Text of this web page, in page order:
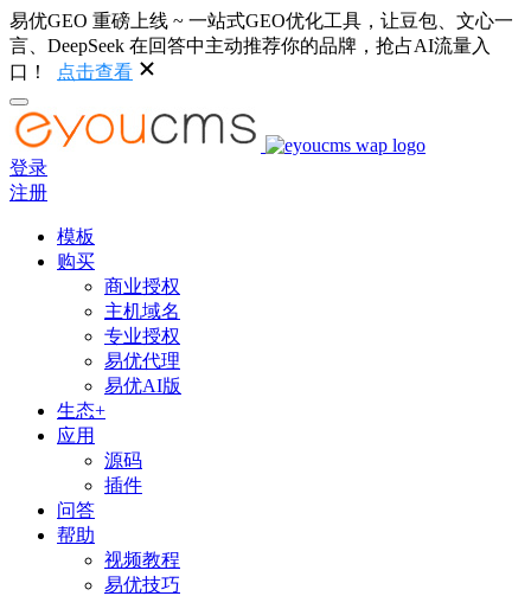
易优GEO 重磅上线 ~ 一站式GEO优化工具，让豆包、文心一
言、DeepSeek 在回答中主动推荐你的品牌，抢占AI流量入
口！
点击查看
登录
注册
模板
购买
商业授权
主机域名
专业授权
易优代理
易优AI版
生态+
应用
源码
插件
问答
帮助
视频教程
易优技巧